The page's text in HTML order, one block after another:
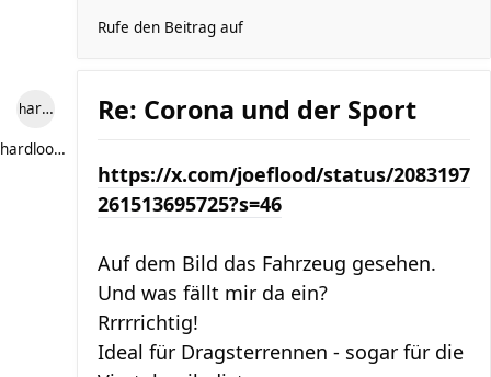
Rufe den Beitrag auf
hardlooper
hardlooper
Re: Corona und der Sport
https://x.com/joeflood/status/2083197
261513695725?s=46
Auf dem Bild das Fahrzeug gesehen.
Und was fällt mir da ein?
Rrrrrichtig!
Ideal für Dragsterrennen - sogar für die